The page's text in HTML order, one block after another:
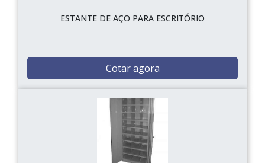
ESTANTE DE AÇO PARA ESCRITÓRIO
Cotar agora